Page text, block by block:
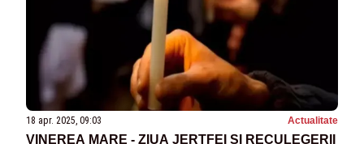
18 apr. 2025, 09:03 Actualitate
VINEREA MARE - ZIUA JERTFEI ȘI RECULEGERII